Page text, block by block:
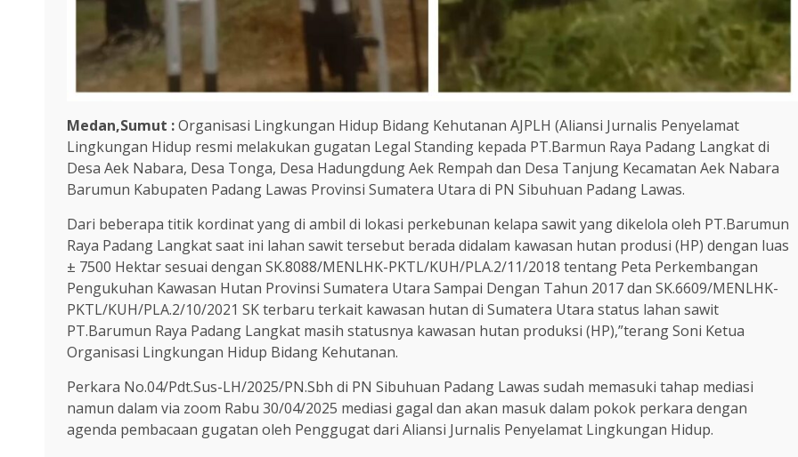
Medan,Sumut :Organisasi Lingkungan Hidup Bidang Kehutanan AJPLH (Aliansi Jurnalis Penyelamat
Lingkungan Hidup resmi melakukan gugatan Legal Standing kepada PT.Barmun Raya Padang Langkat di
Desa Aek Nabara, Desa Tonga, Desa Hadungdung Aek Rempah dan Desa Tanjung Kecamatan Aek Nabara
Barumun Kabupaten Padang Lawas Provinsi Sumatera Utara di PN Sibuhuan Padang Lawas.
Dari beberapa titik kordinat yang di ambil di lokasi perkebunan kelapa sawit yang dikelola oleh PT.Barumun
Raya Padang Langkat saat ini lahan sawit tersebut berada didalam kawasan hutan produsi (HP) dengan luas
± 7500 Hektar sesuai dengan SK.8088/MENLHK-PKTL/KUH/PLA.2/11/2018 tentang Peta Perkembangan
Pengukuhan Kawasan Hutan Provinsi Sumatera Utara Sampai Dengan Tahun 2017 dan SK.6609/MENLHK-
PKTL/KUH/PLA.2/10/2021 SK terbaru terkait kawasan hutan di Sumatera Utara status lahan sawit
PT.Barumun Raya Padang Langkat masih statusnya kawasan hutan produksi (HP),”terang Soni Ketua
Organisasi Lingkungan Hidup Bidang Kehutanan.
Perkara No.04/Pdt.Sus-LH/2025/PN.Sbh di PN Sibuhuan Padang Lawas sudah memasuki tahap mediasi
namun dalam via zoom Rabu 30/04/2025 mediasi gagal dan akan masuk dalam pokok perkara dengan
agenda pembacaan gugatan oleh Penggugat dari Aliansi Jurnalis Penyelamat Lingkungan Hidup.